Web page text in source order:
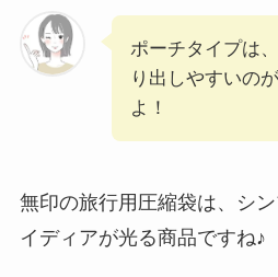
ポーチタイプは
り出しやすいの
よ！
無印の旅行用圧縮袋は、シ
イディアが光る商品ですね♪